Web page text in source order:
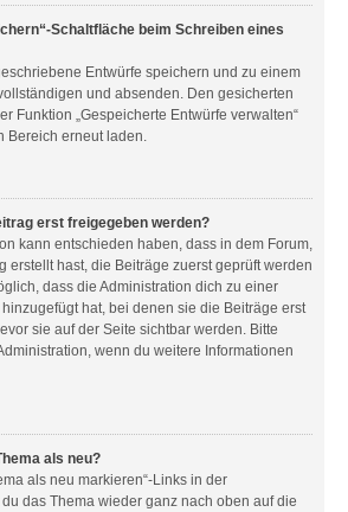
Schaltfläche beim Schreiben eines
Entwürfe speichern und zu einem
und absenden. Den gesicherten
Funktion „Gespeicherte Entwürfe verwalten“
erneut laden.
erst freigegeben werden?
kann entschieden haben, dass in dem Forum,
erstellt hast, die Beiträge zuerst geprüft werden
dass die Administration dich zu einer
hat, bei denen sie die Beiträge erst
sie auf der Seite sichtbar werden. Bitte
wenn du weitere Informationen
als neu?
als neu markieren“-Links in der
das Thema wieder ganz nach oben auf die